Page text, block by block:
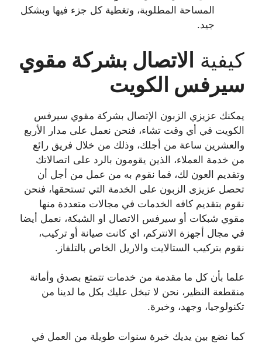
المساحة المطلوبة، وتغطية كل جزء فيها وبشكل
جيد.
كيفية الاتصال بشركة مقوي
سيرفس الكويت
يمكنك عزيزي الزبون الإتصال بشركة مقوي سيرفس
الكويت في أي وقت تشاء، فنحن نعمل على مدار الأربع
والعشرين ساعة من أجلك، وذلك من خلال فريق رائع
من خدمة العملاء، الذين يقومون بالرد على اتصالاتك
وتقديم العون لك، فما نقوم به من عمل من أجل أن
تحصل عزيزى الزبون على الخدمة التي تستحقها، فنحن
نقوم بتقديم كافه الخدمات في مجالات متعددة منها
مقوي شبكات أو سيرفس الاتصال او الشبكة، نعمل أيضا
في مجال أجهزة الانتركم، اي كانت صيانة أو تركيب،
نقوم بتركيب الستالايت والاريل الخاص بالتلفاز.
علما بأن كل ما مقدمة من خدمات تتمتع بصدق وأمانة
منقطعة النظير، نحن لا تبخل عليك بكل ما لدينا من
تكنولوجيا، وجهد، وخبرة.
كما نضع بين يديك خبرة سنوات طويلة من العمل في